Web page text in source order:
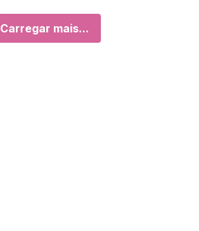
Carregar mais...